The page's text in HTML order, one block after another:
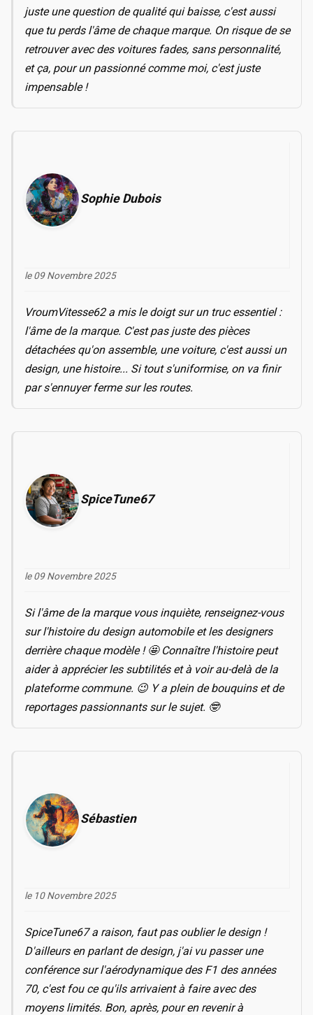
juste une question de qualité qui baisse, c'est aussi
que tu perds l'âme de chaque marque. On risque de se
retrouver avec des voitures fades, sans personnalité,
et ça, pour un passionné comme moi, c'est juste
impensable !
Sophie Dubois
le 09 Novembre 2025
VroumVitesse62 a mis le doigt sur un truc essentiel :
l'âme de la marque. C'est pas juste des pièces
détachées qu'on assemble, une voiture, c'est aussi un
design, une histoire... Si tout s'uniformise, on va finir
par s'ennuyer ferme sur les routes.
SpiceTune67
le 09 Novembre 2025
Si l'âme de la marque vous inquiète, renseignez-vous
sur l'histoire du design automobile et les designers
derrière chaque modèle ! 🤩 Connaître l'histoire peut
aider à apprécier les subtilités et à voir au-delà de la
plateforme commune. 😉 Y a plein de bouquins et de
reportages passionnants sur le sujet. 🤓
Sébastien
le 10 Novembre 2025
SpiceTune67 a raison, faut pas oublier le design !
D'ailleurs en parlant de design, j'ai vu passer une
conférence sur l'aérodynamique des F1 des années
70, c'est fou ce qu'ils arrivaient à faire avec des
moyens limités. Bon, après, pour en revenir à